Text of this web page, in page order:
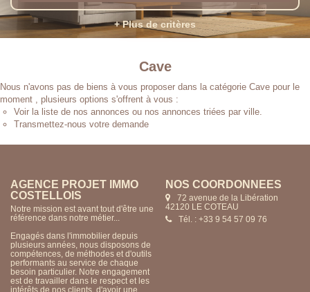
+ Plus de critères
Cave
Nous n'avons pas de biens à vous proposer dans la catégorie Cave pour le
moment , plusieurs options s'offrent à vous :
Voir la liste de nos annonces ou nos annonces triées par ville.
Transmettez-nous votre demande
AGENCE PROJET IMMO
COSTELLOIS
Notre mission est avant tout d'être une
référence dans notre métier...
Engagés dans l'immobilier depuis
plusieurs années, nous disposons de
compétences, de méthodes et d'outils
performants au service de chaque
besoin particulier. Notre engagement
est de travailler dans le respect et les
intérêts de nos clients, d'avoir une
NOS COORDONNÉES
72 avenue de la Libération
42120 LE COTEAU
Tél. : +33 9 54 57 09 76